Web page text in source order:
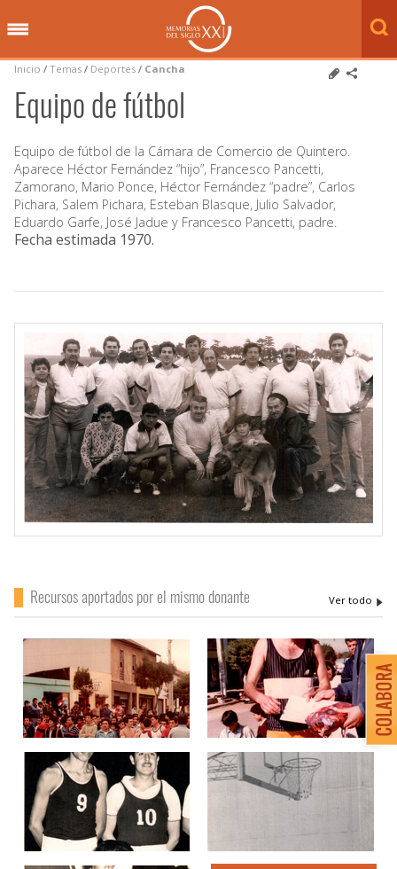
Inicio / Temas / Deportes / Cancha
Equipo de fútbol
Equipo de fútbol de la Cámara de Comercio de Quintero.
Aparece Héctor Fernández “hijo”, Francesco Pancetti,
Zamorano, Mario Ponce, Héctor Fernández “padre”, Carlos
Pichara, Salem Pichara, Esteban Blasque, Julio Salvador,
Eduardo Garfe, José Jadue y Francesco Pancetti, padre.
Fecha estimada 1970.
Recursos aportados por el mismo donante